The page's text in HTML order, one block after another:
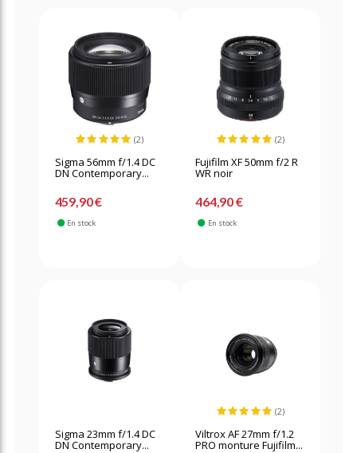
(2)
Sigma 56mm f/1.4 DC
DN Contemporary...
459,90 €
En stock
(2)
Fujifilm XF 50mm f/2 R
WR noir
464,90 €
En stock
Sigma 23mm f/1.4 DC
DN Contemporary...
(2)
Viltrox AF 27mm f/1.2
PRO monture Fujifilm...